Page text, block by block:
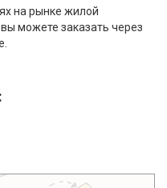
на рынке жилой
можете заказать через